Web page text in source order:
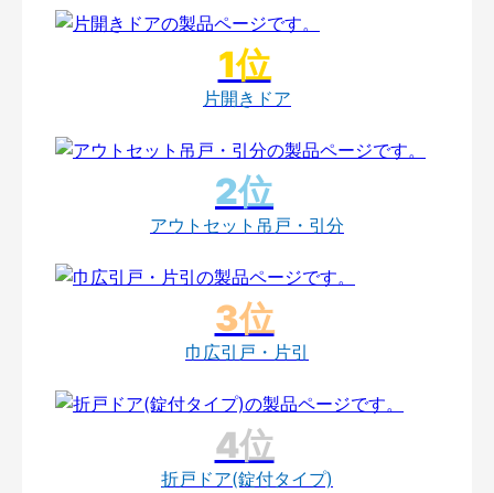
片開きドア
アウトセット吊戸・引分
巾広引戸・片引
折戸ドア(錠付タイプ)